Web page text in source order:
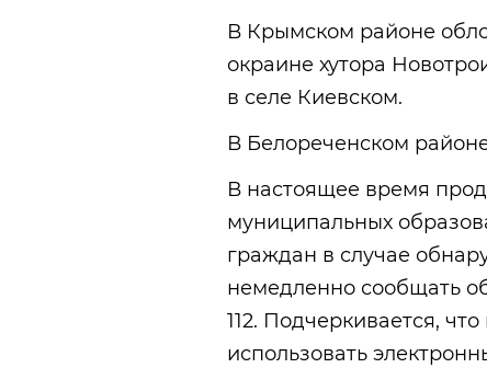
В Крымском районе
окраине хутора
в селе Киевском.
В Белореченском
В настоящее время
муниципальных
граждан в случае
немедленно сообщать
112. Подчеркивается,
использовать